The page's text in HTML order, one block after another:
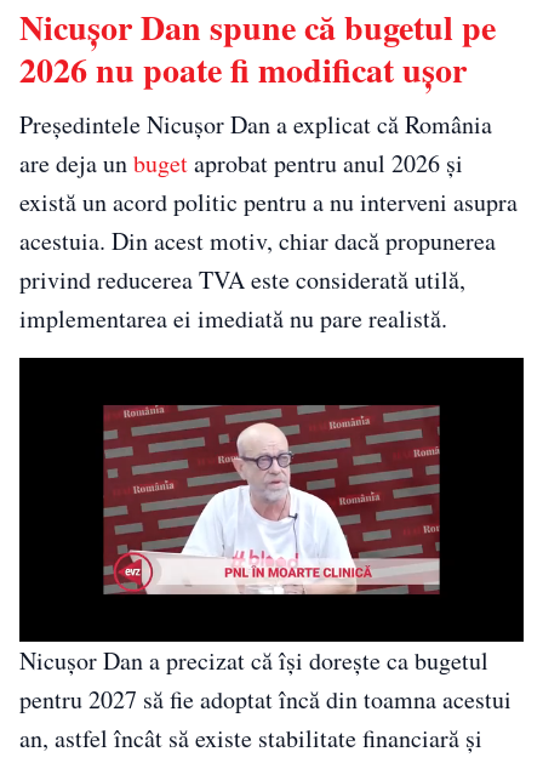
Nicușor Dan spune că bugetul pe
2026 nu poate fi modificat ușor
Președintele Nicușor Dan a explicat că România
are deja unbugetaprobat pentru anul 2026 și
există un acord politic pentru a nu interveni asupra
acestuia. Din acest motiv, chiar dacă propunerea
privind reducerea TVA este considerată utilă,
implementarea ei imediată nu pare realistă.
Nicușor Dan a precizat că își dorește ca bugetul
pentru 2027 să fie adoptat încă din toamna acestui
an, astfel încât să existe stabilitate financiară și